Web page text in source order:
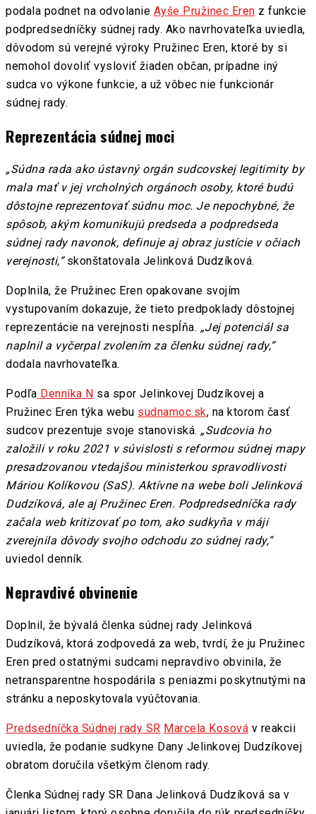
podala podnet na odvolanie Ayše Pružinec Eren z funkcie
podpredsedníčky súdnej rady. Ako navrhovateľka uviedla,
dôvodom sú verejné výroky Pružinec Eren, ktoré by si
nemohol dovoliť vysloviť žiaden občan, prípadne iný
sudca vo výkone funkcie, a už vôbec nie funkcionár
súdnej rady.
Reprezentácia súdnej moci
„Súdna rada ako ústavný orgán sudcovskej legitimity by
mala mať v jej vrcholných orgánoch osoby, ktoré budú
dôstojne reprezentovať súdnu moc. Je nepochybné, že
spôsob, akým komunikujú predseda a podpredseda
súdnej rady navonok, definuje aj obraz justície v očiach
verejnosti,“skonštatovala Jelinková Dudzíková.
Doplnila, že Pružinec Eren opakovane svojím
vystupovaním dokazuje, že tieto predpoklady dôstojnej
reprezentácie na verejnosti nespĺňa. „Jej potenciál sa
naplnil a vyčerpal zvolením za členku súdnej rady,“
dodala navrhovateľka.
Podľa Denníka N sa spor Jelinkovej Dudzíkovej a
Pružinec Eren týka webu sudnamoc.sk, na ktorom časť
sudcov prezentuje svoje stanoviská. „Sudcovia ho
založili v roku 2021 v súvislosti s reformou súdnej mapy
presadzovanou vtedajšou ministerkou spravodlivosti
Máriou Kolíkovou (SaS). Aktívne na webe boli Jelinková
Dudzíková, ale aj Pružinec Eren. Podpredsedníčka rady
začala web kritizovať po tom, ako sudkyňa v máji
zverejnila dôvody svojho odchodu zo súdnej rady,“
uviedol denník.
Nepravdivé obvinenie
Doplnil, že bývalá členka súdnej rady Jelinková
Dudzíková, ktorá zodpovedá za web, tvrdí, že ju Pružinec
Eren pred ostatnými sudcami nepravdivo obvinila, že
netransparentne hospodárila s peniazmi poskytnutými na
stránku a neposkytovala vyúčtovania.
Predsedníčka Súdnej rady SR Marcela Kosová v reakcii
uviedla, že podanie sudkyne Dany Jelinkovej Dudzíkovej
obratom doručila všetkým členom rady.
Členka Súdnej rady SR Dana Jelinková Dudzíková sa v